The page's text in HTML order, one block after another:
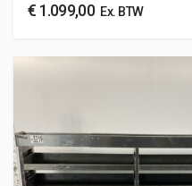
€ 1.099,00Ex. BTW